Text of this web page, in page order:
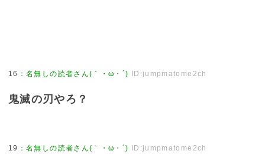
16 ：名無しの読者さん(｀・ω・´) ID:jumpmatome2ch
鬼滅の刃やろ？
19 ：名無しの読者さん(｀・ω・´) ID:jumpmatome2ch